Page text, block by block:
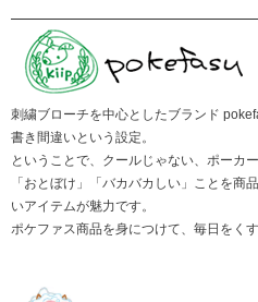
刺繍ブローチを中心としたブランド
書き間違いという設定。
ということで、クールじゃない、ポーカ
「おとぼけ」「バカバカしい」ことを商
いアイテムが魅力です。
ポケファス商品を身につけて、毎日をく